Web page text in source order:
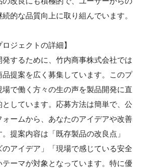
的な品質向上に取り組んでいます。
ジェクトの詳細】
するために、竹内商事株式会社では
提案を広く募集しています。このプ
で働く方々の生の声を製品開発に直
しています。応募方法は簡単で、公
ームから、あなたのアイデアや改善
提案内容は「既存製品の改良点」
のアイデア」「現場で感じている安全
テーマが対象となっています。特に優